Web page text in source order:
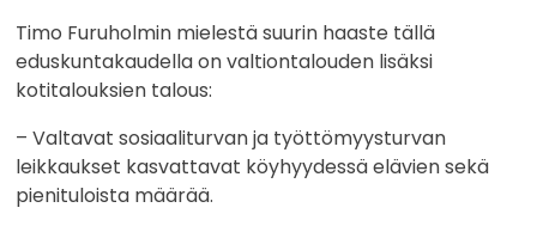
Timo Furuholmin mielestä suurin haaste tällä
eduskuntakaudella on valtiontalouden lisäksi
kotitalouksien talous:
– Valtavat sosiaaliturvan ja työttömyysturvan
leikkaukset kasvattavat köyhyydessä elävien sekä
pienituloista määrää.